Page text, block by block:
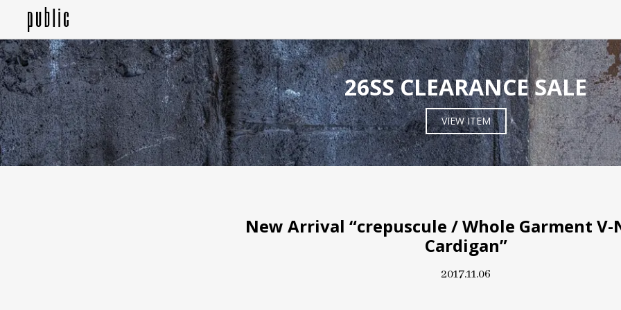
26SS CLEARANCE SALE
VIEW ITEM
New Arrival “crepuscule / Whole Garment V-
Cardigan”
2017.11.06